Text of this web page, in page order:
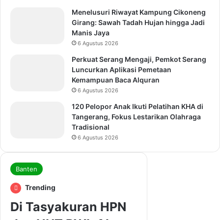
Menelusuri Riwayat Kampung Cikoneng
Girang: Sawah Tadah Hujan hingga Jadi
Manis Jaya
6 Agustus 2026
Perkuat Serang Mengaji, Pemkot Serang
Luncurkan Aplikasi Pemetaan
Kemampuan Baca Alquran
6 Agustus 2026
120 Pelopor Anak Ikuti Pelatihan KHA di
Tangerang, Fokus Lestarikan Olahraga
Tradisional
6 Agustus 2026